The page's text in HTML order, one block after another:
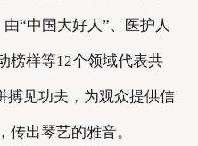
“中国大好人”、医护人
榜样等12个领域代表共
搏见功夫，为观众提供信
出琴艺的雅音。